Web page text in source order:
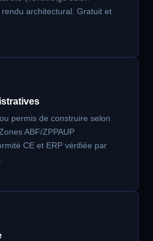
architectural. Gratuit et
permis de construire selon
ABF/ZPPAUP
CE et ERP vérifiée par